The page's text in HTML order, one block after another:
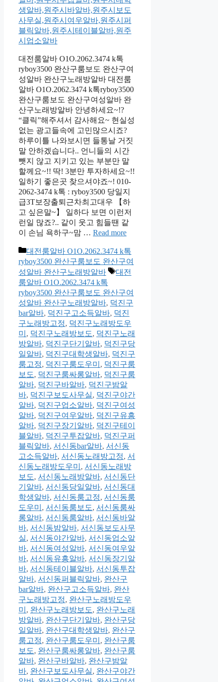
대전룸알바 O1O.2062.3474 k톡
ryboy3500 완산구룸보도 완산구여
성알바 완산구노래방알바 대전룸
알바 O1O.2062.3474 k톡ryboy3500
완산구룸보도 완산구여성알바 완
산구노래방알바 안녕하세요~!?
“클릭”해주셔서 감사해요~ 현실성
없는 광고들속에 고민많으시죠?
하루이틀 나와보시면 들통날 거짓
말 안하겠습니다.. 언니들의 시간
뺏지 않고 지키고 있는 부분만 말
할께요~!! 딱! 3분만 투자하세요~!!
일하기 좋은곳 찾으셔야죠~! 010-
2062-3474 k톡 : ryboy3500 당일지
급3T보장출퇴근차최고대우 【하
고 싶은말~】 일하다 보면 이런저
런일 많죠?.. 같이 웃고 힘들땐 같
이 손님 욕하구~맘 … Read more
카
테
고
리
대전룸알바 O1O.2062.3474 k톡
ryboy3500 완산구룸보도 완산구여
성알바 완산구노래방알바
태
대전
룸알바 O1O.2062.3474 k톡
ryboy3500 완산구룸보도 완산구여
성알바 완산구노래방알바, 덕진구
bar알바, 덕진구고소득알바, 덕진
구노래방고정, 덕진구노래방도우
미 , 덕진구노래방보도, 덕진구노래
방알바, 덕진구단기알바, 덕진구당
일알바, 덕진구대학생알바, 덕진구
룸고정, 덕진구룸도우미 , 덕진구룸
보도, 덕진구룸싸롱알바, 덕진구룸
알바, 덕진구바알바, 덕진구밤알
바, 덕진구보도사무실, 덕진구야간
알바, 덕진구업소알바, 덕진구여성
알바, 덕진구여우알바, 덕진구유흥
알바, 덕진구장기알바, 덕진구테이
블알바, 덕진구투잡알바, 덕진구퍼
블릭알바, 서신동bar알바, 서신동
고소득알바, 서신동노래방고정, 서
신동노래방도우미 , 서신동노래방
보도, 서신동노래방알바, 서신동단
기알바, 서신동당일알바, 서신동대
학생알바, 서신동룸고정, 서신동룸
도우미 , 서신동룸보도, 서신동룸싸
롱알바, 서신동룸알바, 서신동바알
바, 서신동밤알바, 서신동보도사무
실, 서신동야간알바, 서신동업소알
바, 서신동여성알바, 서신동여우알
바, 서신동유흥알바, 서신동장기알
바, 서신동테이블알바, 서신동투잡
알바, 서신동퍼블릭알바, 완산구
bar알바, 완산구고소득알바, 완산
구노래방고정, 완산구노래방도우
미 , 완산구노래방보도, 완산구노래
방알바, 완산구단기알바, 완산구당
일알바, 완산구대학생알바, 완산구
룸고정, 완산구룸도우미 , 완산구룸
보도, 완산구룸싸롱알바, 완산구룸
알바, 완산구바알바, 완산구밤알
바, 완산구보도사무실, 완산구야간